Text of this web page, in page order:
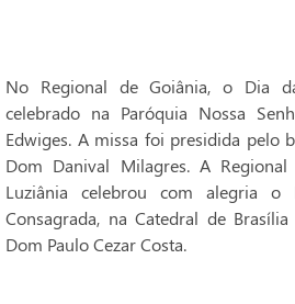
No Regional de Goiânia, o Dia
celebrado na Paróquia Nossa
Edwiges. A missa foi presidida pelo
Dom Danival Milagres. A
Luziânia celebrou com alegria o
Consagrada, na Catedral de
Dom Paulo Cezar Costa.